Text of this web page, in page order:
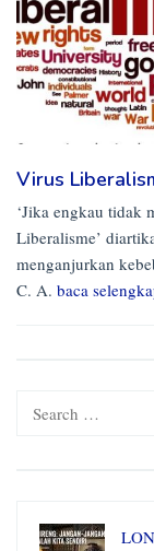
Virus
‘Jika engkau tidak
Liberalisme’
menganjurkan
C. A. baca